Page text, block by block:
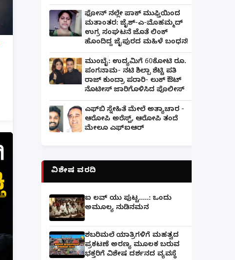
ಫೋನ್ ನಲ್ಲೇ ಪಾಕ್ ಮುಫ್ತಿಯಿಂದ
ಮತಾಂತರ: ಜೈಶ್-ಎ-ಮೊಹಮ್ಮದ್
ಉಗ್ರ ಸಂಘಟನೆ ಜೊತೆ ಲಿಂಕ್
ಹೊಂದಿದ್ದ ಜೈಪುರದ ಮಹಿಳೆ ಬಂಧನ!
ಮುಂಬೈ: ಉದ್ಯಮಿಗೆ 60ಕೋಟಿ ರೂ.
ಪಂಗನಾಮ- ನಟಿ ಶಿಲ್ಪಾ ಶೆಟ್ಟಿ ಪತಿ
ರಾಜ್ ಕುಂದ್ರಾ ಪರಾರಿ- ಲುಕ್ ಔಟ್
ನೊಟೀಸ್ ಜಾರಿಗೊಳಿಸಿದ ಪೊಲೀಸ್
ಎಫ್‌ಬಿ ಸ್ನೇಹಿತೆ ಮೇಲೆ ಅತ್ಯಾಚಾರ -
ಆರೋಪಿ ಅರೆಸ್ಟ್, ಆರೋಪಿ ತಂದೆ
ಮೇಲೂ ಎಫ್ಐಆರ್
ವಿಶೇಷ ವರದಿ
ಐ ಲವ್ ಯು ಪುಟ್ಟ.....: ಒಂದು
ಅಮೂಲ್ಯ ನುಡಿನಮನ
ಶಬರಿಮಲೆ ಯಾತ್ರಿಗಳಿಗೆ ಮಹತ್ವದ
ಪ್ರಕಟಣೆ ಅರಣ್ಯ ಮೂಲಕ ಬರುವ
ಭಕ್ತರಿಗೆ ವಿಶೇಷ ದರ್ಶನದ ವ್ಯವಸ್ಥೆ